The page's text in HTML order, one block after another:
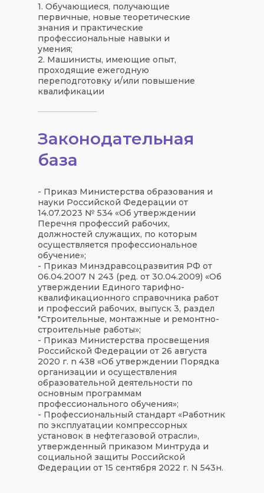
1. Обучающиеся, получающие
первичные, новые теоретические
знания и практические
профессиональные навыки и
умения;
2. Машинисты, имеющие опыт,
проходящие ежегодную
переподготовку и/или повышение
квалификации
Законодательная
база
- Приказ Министерства образования и
науки Российской Федерации от
14.07.2023 № 534 «Об утверждении
Перечня профессий рабочих,
должностей служащих, по которым
осуществляется профессиональное
обучение»;
- Приказ Минздравсоцразвития РФ от
06.04.2007 N 243 (ред. от 30.04.2009) «Об
утверждении Единого тарифно-
квалификационного справочника работ
и профессий рабочих, выпуск 3, раздел
"Строительные, монтажные и ремонтно-
строительные работы»;
- Приказ Министерства просвещения
Российской Федерации от 26 августа
2020 г. n 438 «Об утверждении Порядка
организации и осуществления
образовательной деятельности по
основным программам
профессионального обучения»;
- Профессиональный стандарт «Работник
по эксплуатации компрессорных
установок в нефтегазовой отрасли»,
утвержденный приказом Минтруда и
социальной защиты Российской
Федерации от 15 сентября 2022 г. N 543н.